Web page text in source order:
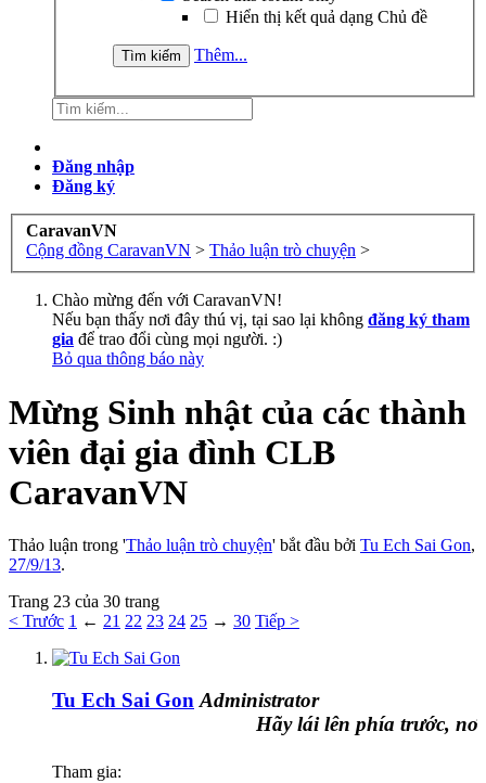
Hiển thị kết quả dạng Chủ đề
Thêm...
Đăng nhập
Đăng ký
CaravanVN
Cộng đồng CaravanVN > Thảo luận trò chuyện >
Chào mừng đến với CaravanVN!
Nếu bạn thấy nơi đây thú vị, tại sao lại không đăng ký tham
gia để trao đổi cùng mọi người. :)
Bỏ qua thông báo này
Mừng Sinh nhật của các thành
viên đại gia đình CLB
CaravanVN
Thảo luận trong 'Thảo luận trò chuyện' bắt đầu bởi Tu Ech Sai Gon,
27/9/13.
Trang 23 của 30 trang
< Trước 1 ← 21 22 23 24 25 → 30 Tiếp >
Tu Ech Sai Gon Administrator
Hãy lái lên phía trước, nơi
Tham gia: